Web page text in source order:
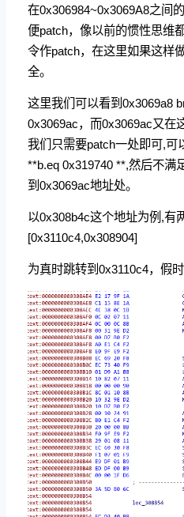
在0x306984~0x3069A8之间
便patch，像以前的惯性思维
令作patch，在这里如果这样
全。
这里我们可以看到0x3069a8
0x3069ac，而0x3069ac又在
我们只需要patch一处即可,可
**b.eq 0x319740 **,然后不满
到0x3069ac地址处。
以0x308b4c这个地址为例,有
[0x3110c4,0x308904]
为真时跳转到0x3110c4，假